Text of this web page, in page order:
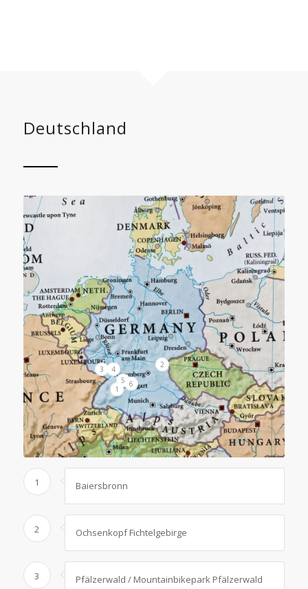
Deutschland
1
2
3
4
5 6
1 Baiersbronn
2 Ochsenkopf Fichtelgebirge
3 Pfälzerwald / Mountainbikepark Pfälzerwald